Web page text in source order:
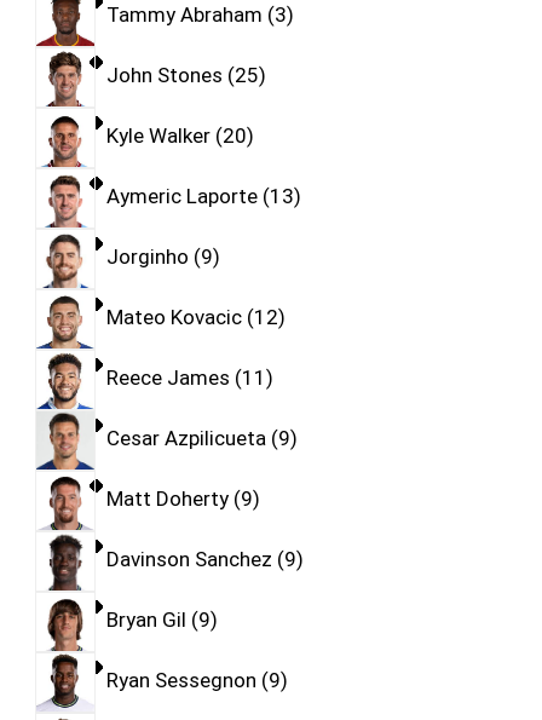
Tammy Abraham 3
John Stones 25
Kyle Walker 20
Aymeric Laporte 13
Jorginho 9
Mateo Kovacic 12
Reece James 11
Cesar Azpilicueta 9
Matt Doherty 9
Davinson Sanchez 9
Bryan Gil 9
Ryan Sessegnon 9